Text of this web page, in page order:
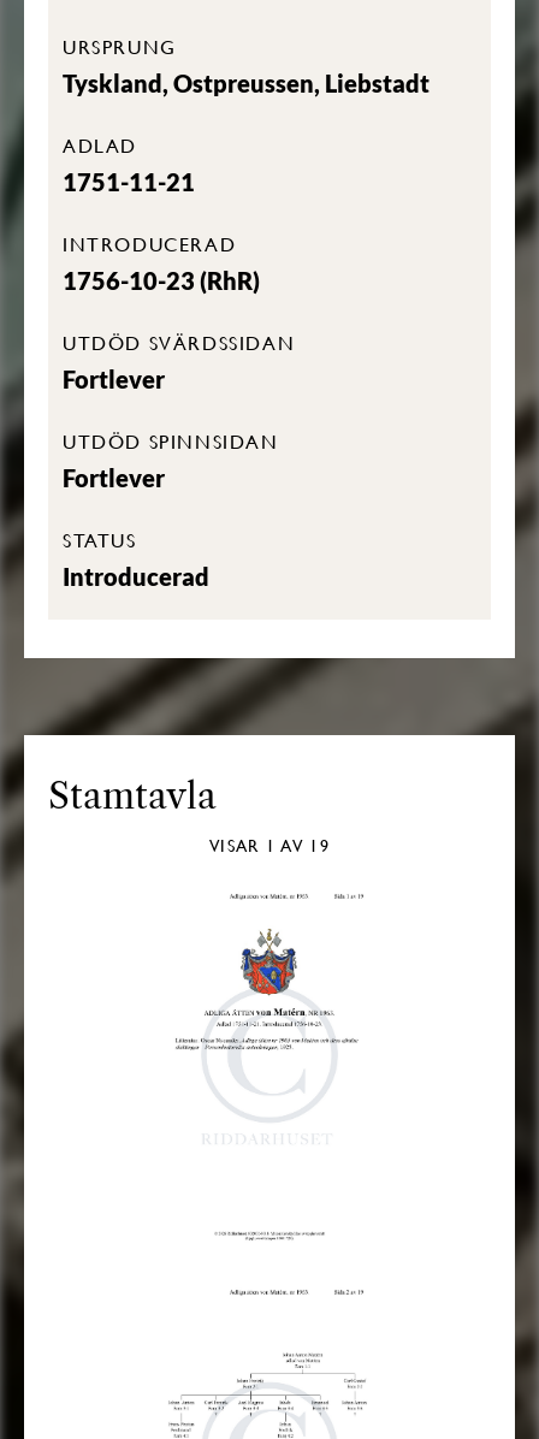
URSPRUNG
Tyskland, Ostpreussen, Liebstadt
ADLAD
1751-11-21
INTRODUCERAD
1756-10-23 (RhR)
UTDÖD SVÄRDSSIDAN
Fortlever
UTDÖD SPINNSIDAN
Fortlever
STATUS
Introducerad
Stamtavla
VISAR 1 AV 19